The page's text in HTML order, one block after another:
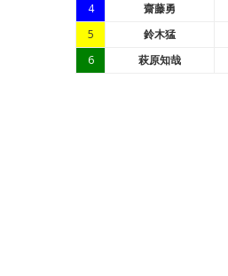
4
齋藤勇
5
鈴木猛
6
萩原知哉